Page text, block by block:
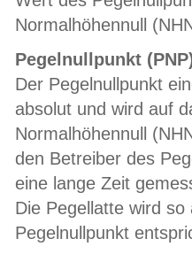
Normalhöhennull
Pegelnullpunkt
Der Pegelnullpunkt
absolut und wird auf
Normalhöhennull
den Betreiber des
eine lange Zeit
Die Pegellatte wird
Pegelnullpunkt